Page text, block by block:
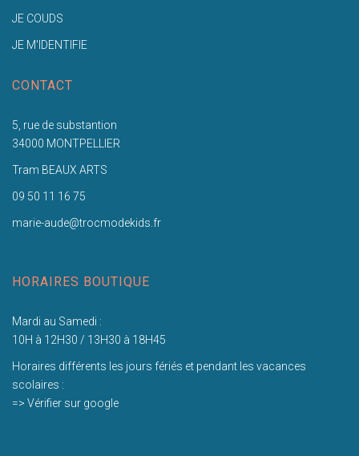
JE COUDS
JE M'IDENTIFIE
CONTACT
5, rue de substantion
34000 MONTPELLIER
Tram BEAUX ARTS
09 50 11 16 75
marie-aude@trocmodekids.fr
HORAIRES BOUTIQUE
Mardi au Samedi :
10H à 12H30 / 13H30 à 18H45
Horaires différents les jours fériés et pendant les vacances
scolaires :
=> Vérifier sur google